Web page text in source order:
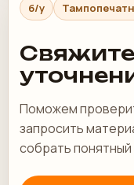
б/у
Поможем
запросить
собрать